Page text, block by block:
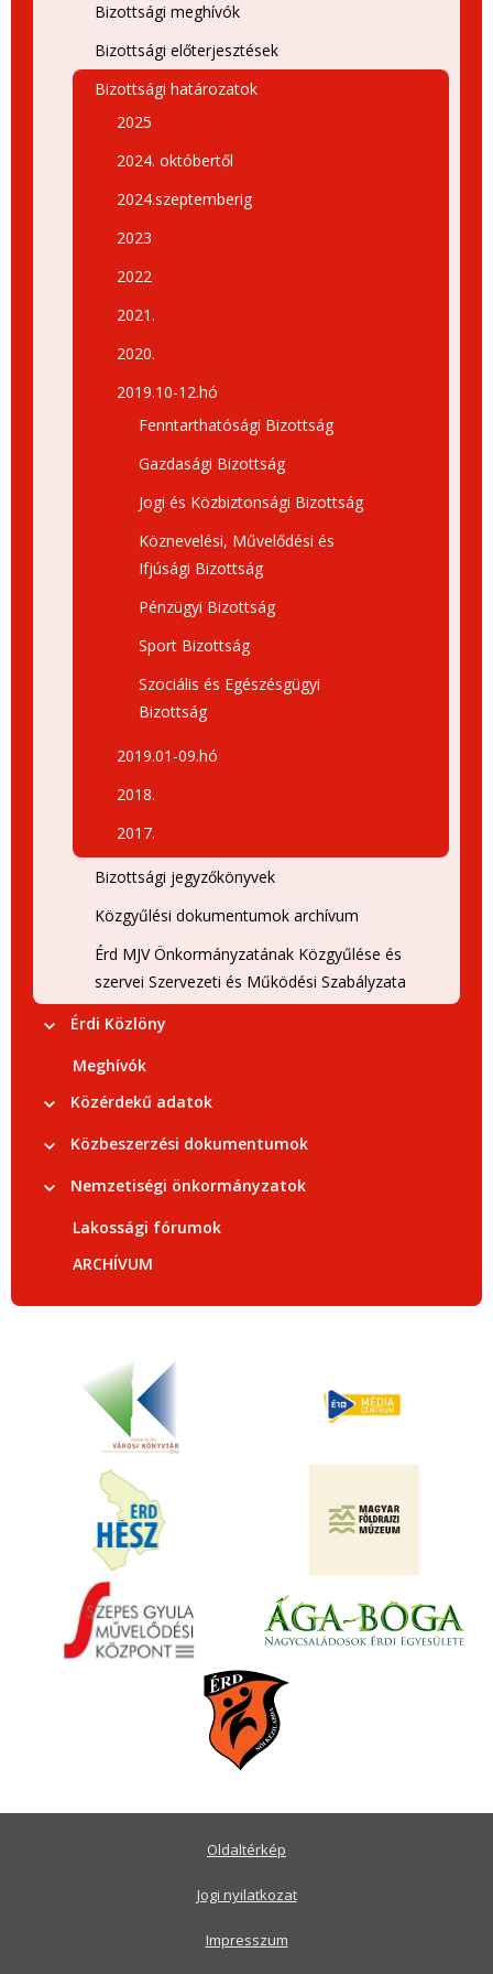
Bizottsági meghívók
Bizottsági előterjesztések
Bizottsági határozatok
2025
2024. októbertől
2024.szeptemberig
2023
2022
2021.
2020.
2019.10-12.hó
Fenntarthatósági Bizottság
Gazdasági Bizottság
Jogi és Közbiztonsági Bizottság
Köznevelési, Művelődési és
Ifjúsági Bizottság
Pénzügyi Bizottság
Sport Bizottság
Szociális és Egészésgügyi
Bizottság
2019.01-09.hó
2018.
2017.
Bizottsági jegyzőkönyvek
Közgyűlési dokumentumok archívum
Érd MJV Önkormányzatának Közgyűlése és
szervei Szervezeti és Működési Szabályzata
Érdi Közlöny
Meghívók
Közérdekű adatok
Közbeszerzési dokumentumok
Nemzetiségi önkormányzatok
Lakossági fórumok
ARCHÍVUM
Oldaltérkép
Jogi nyilatkozat
Impresszum